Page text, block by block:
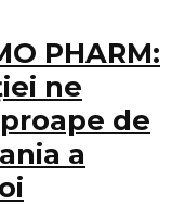
PHARM:
ne
de
a